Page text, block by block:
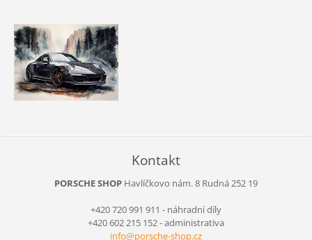
Kontakt
PORSCHE SHOP Havlíčkovo nám. 8 Rudná 252 19
+420 720 991 911 - náhradní díly
+420 602 215 152 - administrativa
info@porsche-shop.cz